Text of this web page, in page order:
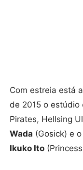
Com estreia está
de 2015 o estúdio
Pirates, Hellsing
Wada (Gosick) e
Ikuko Ito